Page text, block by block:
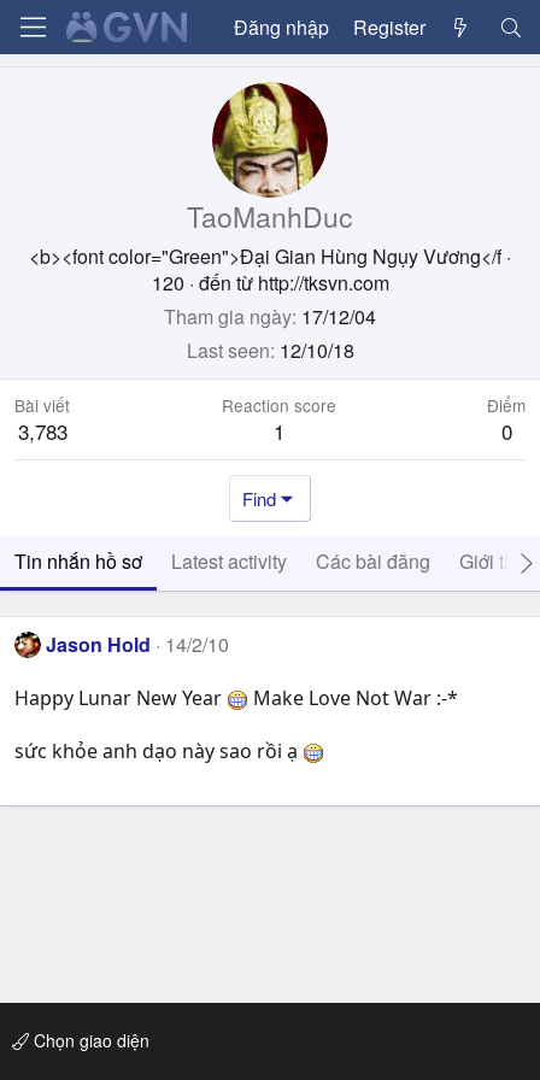
Đăng nhập Register
TaoManhDuc
<b><font color="Green">Đại Gian Hùng Ngụy Vương</f ·
120 · đến từ http://tksvn.com
Tham gia ngày 17/12/04
Last seen 12/10/18
Bài viết
3,783
Reaction score
1
Điểm
0
Find
Tin nhắn hồ sơ Latest activity Các bài đăng Giới thiệu
Jason Hold 14/2/10
Happy Lunar New Year
Make Love Not War :-*
sức khỏe anh dạo này sao rồi ạ
Chọn giao diện